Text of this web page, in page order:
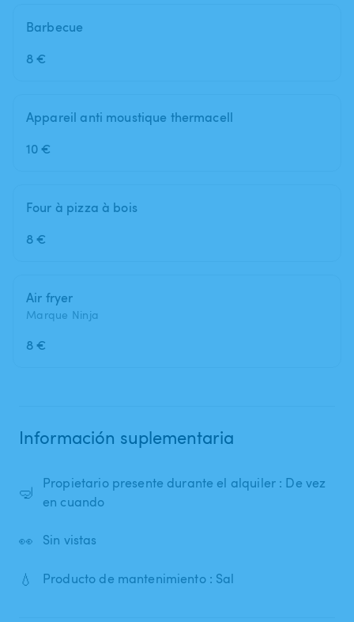
Barbecue
8 €
Appareil anti moustique thermacell
10 €
Four à pizza à bois
8 €
Air fryer
Marque Ninja
8 €
Información suplementaria
🤿
Propietario presente durante el alquiler : De vez
en cuando
👀 Sin vistas
💧 Producto de mantenimiento : Sal